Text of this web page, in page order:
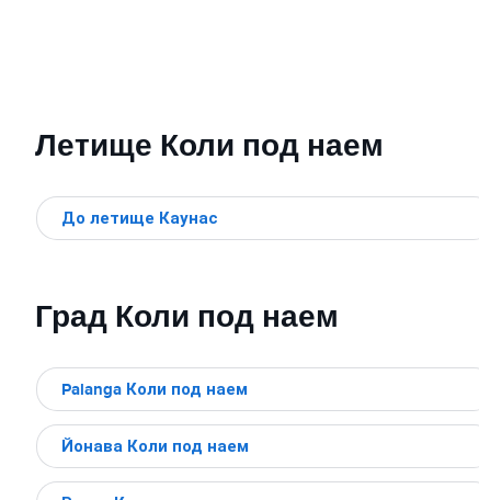
Летище Коли под наем
До летище Каунас
Град Коли под наем
Palanga Коли под наем
Йонава Коли под наем